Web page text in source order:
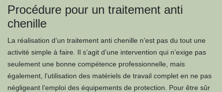
Procédure pour un traitement anti
chenille
La réalisation d’un traitement anti chenille n’est pas du tout une
activité simple à faire. Il s’agit d’une intervention qui n’exige pas
seulement une bonne compétence professionnelle, mais
également, l’utilisation des matériels de travail complet en ne pas
négligeant l’emploi des équipements de protection. Pour être sûr